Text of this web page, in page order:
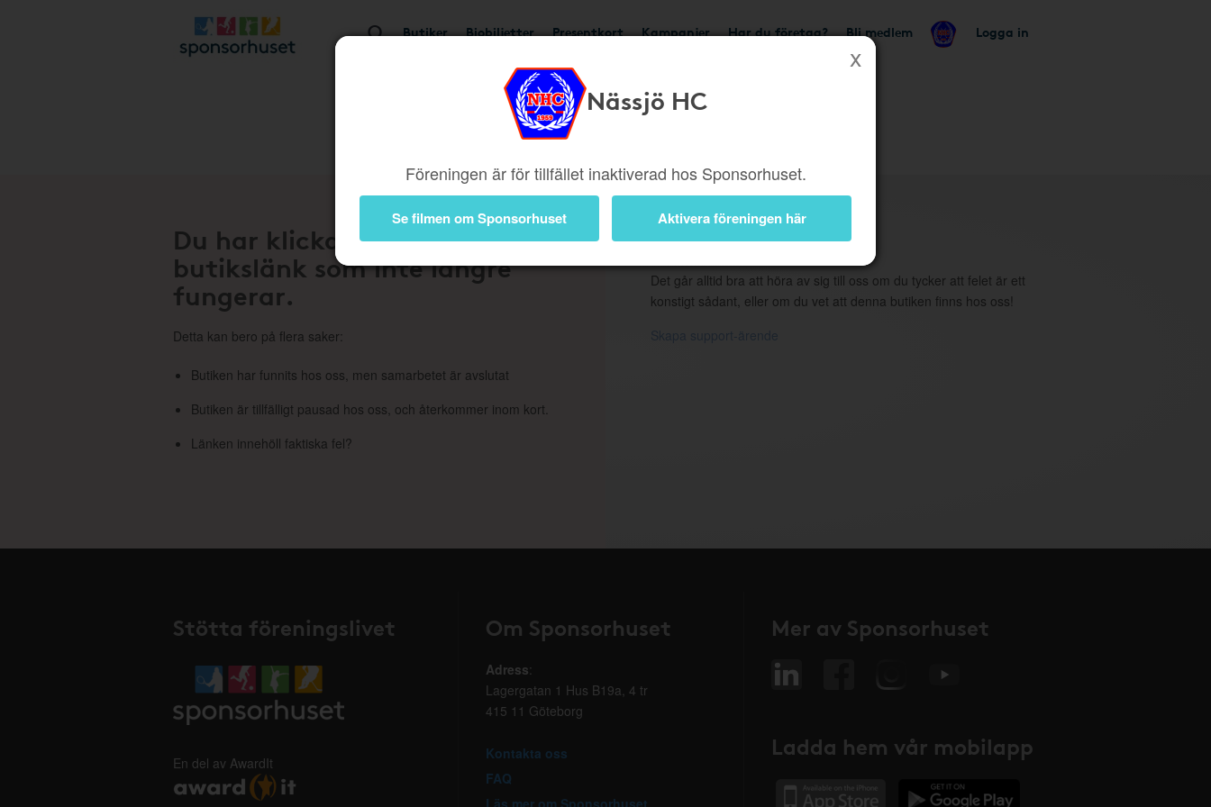
Butiker Biobiljetter Presentkort Kampanjer Har du företag? Bli medlem Logga in
Nässjö HC
Föreningen är för tillfället inaktiverad hos Sponsorhuset.
Se filmen om Sponsorhuset Aktivera föreningen här
Stängd eller borttagen butik
Du har klickat på en
butikslänk som inte längre
fungerar.
Detta kan bero på flera saker:
Butiken har funnits hos oss, men samarbetet är avslutat
Butiken är tillfälligt pausad hos oss, och återkommer inom kort.
Länken innehöll faktiska fel?
Support
Det går alltid bra att höra av sig till oss om du tycker att felet är ett
konstigt sådant, eller om du vet att denna butiken finns hos oss!
Skapa support-ärende
Stötta föreningslivet
En del av AwardIt
Om Sponsorhuset
Adress:
Lagergatan 1 Hus B19a, 4 tr
415 11 Göteborg
Kontakta oss
FAQ
Läs mer om Sponsorhuset
Mer av Sponsorhuset
Ladda hem vår mobilapp